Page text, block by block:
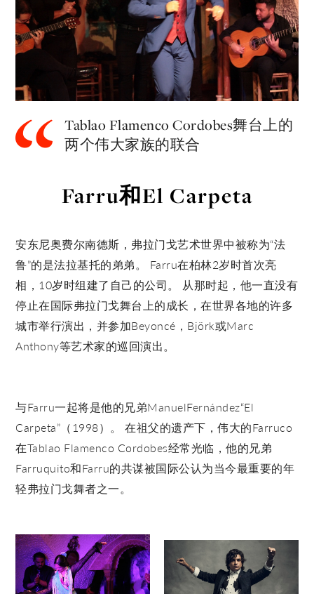
Tablao Flamenco Cordobes舞台上的
两个伟大家族的联合
Farru和El Carpeta
安东尼奥费尔南德斯，弗拉门戈艺术世界中被称为“法
鲁”的是法拉基托的弟弟。 Farru在柏林2岁时首次亮
相，10岁时组建了自己的公司。 从那时起，他一直没有
停止在国际弗拉门戈舞台上的成长，在世界各地的许多
城市举行演出，并参加Beyoncé，Björk或Marc
Anthony等艺术家的巡回演出。
与Farru一起将是他的兄弟ManuelFernández“El
Carpeta”（1998）。 在祖父的遗产下，伟大的Farruco
在Tablao Flamenco Cordobes经常光临，他的兄弟
Farruquito和Farru的共谋被国际公认为当今最重要的年
轻弗拉门戈舞者之一。